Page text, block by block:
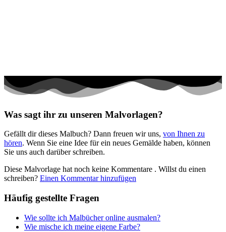
Musik und Musikinstrumente
Sommer und Feiertage
Sport
Teddys und Pferde
Tiere und Natur
Valentinstag und Liebe
Winter und Weihnachten
Was sagt ihr zu unseren Malvorlagen?
Gefällt dir dieses Malbuch? Dann freuen wir uns, von Ihnen zu
hören. Wenn Sie eine Idee für ein neues Gemälde haben, können
Sie uns auch darüber schreiben.
Diese Malvorlage hat noch keine Kommentare . Willst du einen
schreiben? Einen Kommentar hinzufügen
Häufig gestellte Fragen
Wie sollte ich Malbücher online ausmalen?
Wie mische ich meine eigene Farbe?